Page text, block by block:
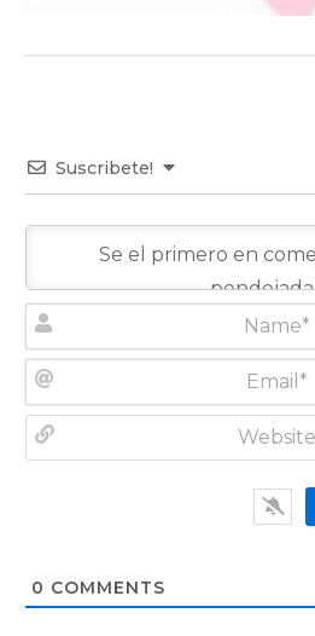
Suscribete!
N
a
m
E
m
a
e
0 COMMENTS